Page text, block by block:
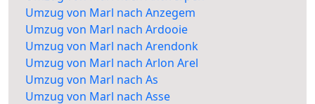
Umzug von Marl nach Anzegem
Umzug von Marl nach Ardooie
Umzug von Marl nach Arendonk
Umzug von Marl nach Arlon Arel
Umzug von Marl nach As
Umzug von Marl nach Asse